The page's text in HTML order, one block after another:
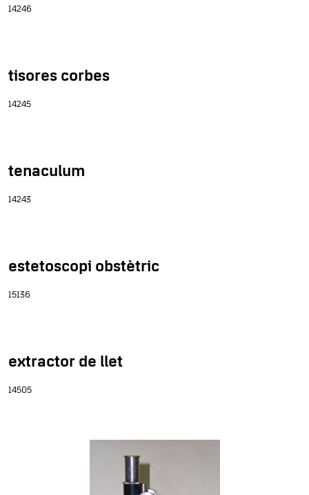
14246
tisores corbes
14245
tenaculum
14243
estetoscopi obstètric
15136
extractor de llet
14505